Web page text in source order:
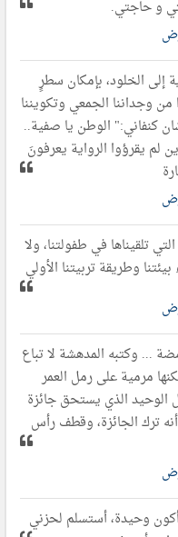
و حاجتي.
إلى الخلود، بإمكان سطرٍ
وجداننا الجمعي وتكويننا
كنفاني:" الوطن يا صفية..
يقرؤوا الرواية يعرفونَ
تلقيناها في طفولتنا، ولا
وطريقة تربيتنا الأولي
... وكتبه المدهشة لا تباع
مرمية على رمل العمر
الوحيد الذي يستحق جائزة
ترك الجائزة، وقطف رأس
وحيدة، أستسلم لحزني